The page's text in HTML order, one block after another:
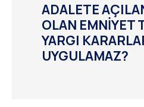
ADALETE
OLAN EMNİYET
YARGI
UYGULAMAZ?